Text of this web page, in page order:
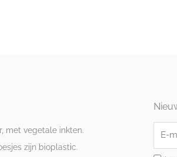
met vegetale inkten.
zijn bioplastic.
E-
mail